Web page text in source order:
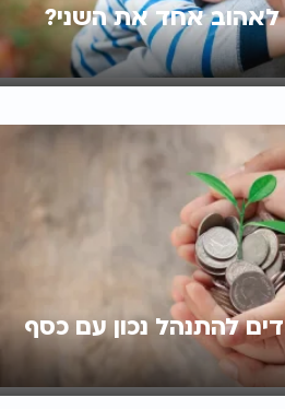
לאהוב אחד את השני?
להתנהל נכון עם כסף